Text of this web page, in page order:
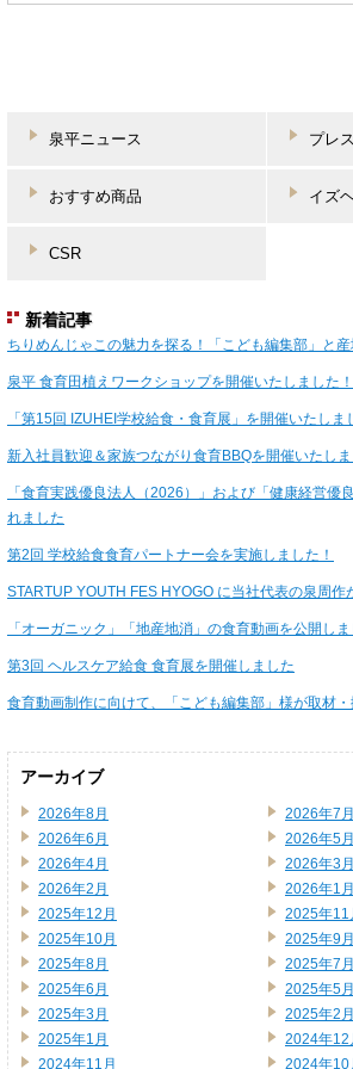
泉平ニュース プレ
おすすめ商品 イズ
CSR
新着記事
ちりめんじゃこの魅力を探る！「こども編集部」と
泉平 食育田植えワークショップを開催いたしました！
「第15回 IZUHEI学校給食・食育展」を開催いたしま
新入社員歓迎＆家族つながり食育BBQを開催いたしま
「食育実践優良法人（2026）」および「健康経営優
れました
第2回 学校給食食育パートナー会を実施しました！
STARTUP YOUTH FES HYOGO に当社代表の泉周作
「オーガニック」「地産地消」の食育動画を公開しま
第3回 ヘルスケア給食 食育展を開催しました
食育動画制作に向けて、「こども編集部」様が取材
アーカイブ
2026年8月
2026年7月
2026年6月
2026年5月
2026年4月
2026年3月
2026年2月
2026年1月
2025年12月
2025年11
2025年10月
2025年9月
2025年8月
2025年7月
2025年6月
2025年5月
2025年3月
2025年2月
2025年1月
2024年12
2024年11月
2024年10